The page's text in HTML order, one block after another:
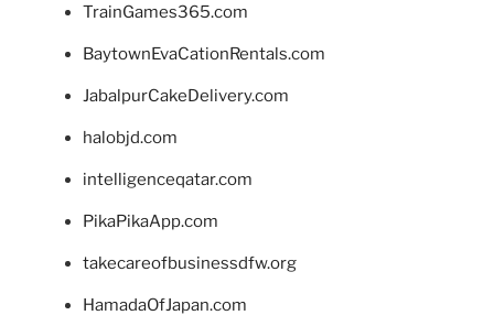
TrainGames365.com
BaytownEvaCationRentals.com
JabalpurCakeDelivery.com
halobjd.com
intelligenceqatar.com
PikaPikaApp.com
takecareofbusinessdfw.org
HamadaOfJapan.com